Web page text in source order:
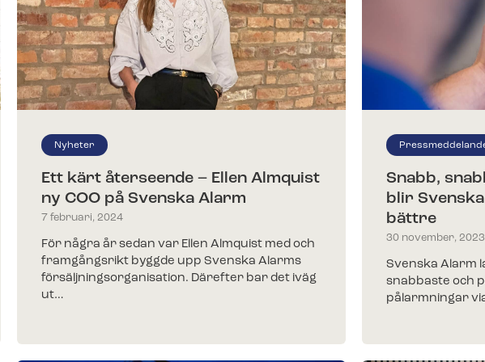
och vill ansluta till
beställer du enkelt i vår
trevliga medarbetare
och vill ansluta till
beställer du enkelt i vår
av ditt gamla larm till
Äntligen: Livevideo direkt i appen –
Svenska Alarm-kunder Svenska
videofunktionen som kunderna…
Fler nyheter
Nyheter
Ett kärt återseende – Ellen Almquist
ny COO på Svenska Alarm
7 februari, 2024
För några år sedan var Ellen Almquist med och
framgångsrikt byggde upp Svenska Alarms
försäljningsorganisation. Därefter bar det iväg
ut…
Snabb,
blir
bättre
30 november, 2023
Svenska Alarm
snabbaste och
pålarmningar